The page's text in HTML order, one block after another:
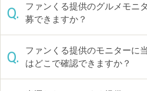
Q.
ファンくる提供のグルメモニ
募できますか？
Q.
ファンくる提供のモニターに
はどこで確認できますか？